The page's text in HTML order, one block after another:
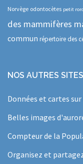
Norvège odontocètes petit
des mammifères
commun répertoire des
NOS AUTRES SITES
Données et cartes
Belles images
Compteur de la
Organisez et